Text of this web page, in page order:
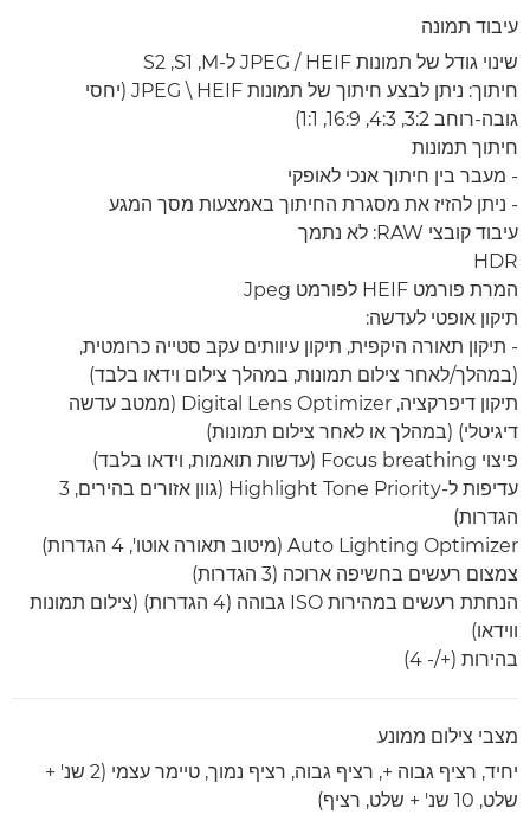
עיבוד תמונה
שינוי גודל של תמונות JPEG / HEIF ל-M,‏ S1‏, S2
חיתוך: ניתן לבצע חיתוך של תמונות JPEG \ HEIF (יחסי
גובה-רוחב 3:2, 4:3, 16:9, 1:1)
חיתוך תמונות
- מעבר בין חיתוך אנכי לאופקי
- ניתן להזיז את מסגרת החיתוך באמצעות מסך המגע
עיבוד קובצי RAW: לא נתמך
HDR
המרת פורמט HEIF לפורמט Jpeg
תיקון אופטי לעדשה:
- תיקון תאורה היקפית, תיקון עיוותים עקב סטייה כרומטית,
(במהלך/לאחר צילום תמונות, במהלך צילום וידאו בלבד)
תיקון דיפרקציה, Digital Lens Optimizer (ממטב עדשה
דיגיטלי) (במהלך או לאחר צילום תמונות)
פיצוי Focus breathing (עדשות תואמות, וידאו בלבד)
עדיפות ל-Highlight Tone Priority (גוון אזורים בהירים, 3
הגדרות)
Auto Lighting Optimizer (מיטוב תאורה אוטו', 4 הגדרות)
צמצום רעשים בחשיפה ארוכה (3 הגדרות)
הנחתת רעשים במהירות ISO גבוהה (4 הגדרות) (צילום תמונות
ווידאו)
בהירות (+/- 4)
מצבי צילום ממונע
יחיד, רציף גבוה +, רציף גבוה, רציף נמוך, טיימר עצמי (2 שנ' +
שלט, 10 שנ' + שלט, רציף)